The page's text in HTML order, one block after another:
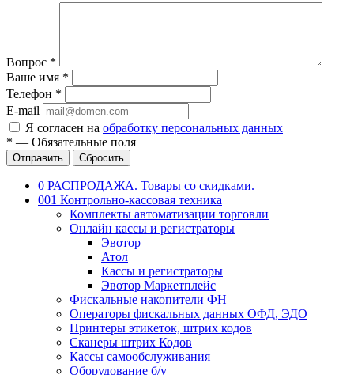
Вопрос *
Ваше имя *
Телефон *
E-mail
Я согласен на обработку персональных данных
* — Обязательные поля
Отправить Сбросить
0 РАСПРОДАЖА. Товары со скидками.
001 Контрольно-кассовая техника
Комплекты автоматизации торговли
Онлайн кассы и регистраторы
Эвотор
Атол
Кассы и регистраторы
Эвотор Маркетплейс
Фискальные накопители ФН
Операторы фискальных данных ОФД, ЭДО
Принтеры этикеток, штрих кодов
Сканеры штрих Кодов
Кассы самообслуживания
Оборудование б/у